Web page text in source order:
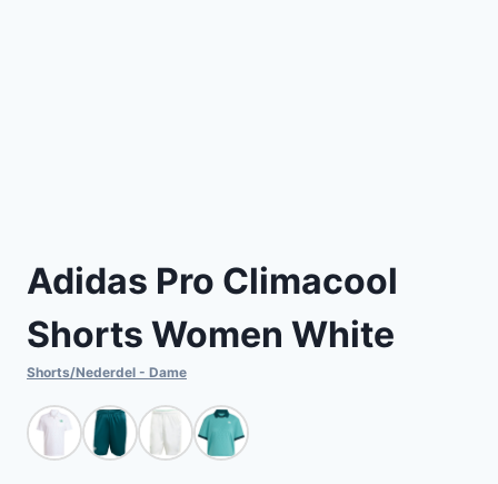
Adidas Pro Climacool
Shorts Women White
Shorts/Nederdel - Dame